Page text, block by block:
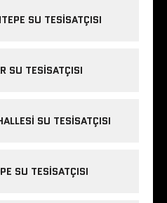
SU TESISATÇISI
SU TESISATÇISI
SU TESISATÇISI
SU TESISATÇISI